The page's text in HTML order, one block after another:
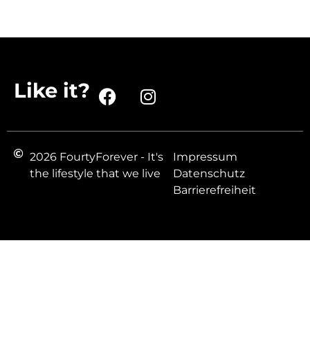
Like it?
2026 FourtyForever - It's
the lifestyle that we live
Impressum
Datenschutz
Barrierefreiheit